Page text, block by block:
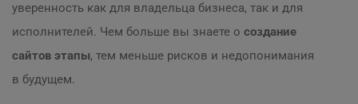
уверенность как для владельца бизнеса, так и для
исполнителей. Чем больше вы знаете о создание
сайтов этапы, тем меньше рисков и недопонимания
в будущем.